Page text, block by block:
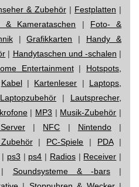
& Zubehör| Festplatten |
& Kamerataschen | Foto- &
|Grafikkarten | Handy &
| Handytaschen und -schalen |
Entertainment| Hotspots,
Kabel| Kartenleser | Laptops,
Laptopzubehör | Lautsprecher,
| MP3 | Musik-Zubehör |
| NFC | Nintendo|
| PC-Spiele | PDA|
| ps3 | ps4 | Radios| Receiver |
Soundsysteme & -bars|